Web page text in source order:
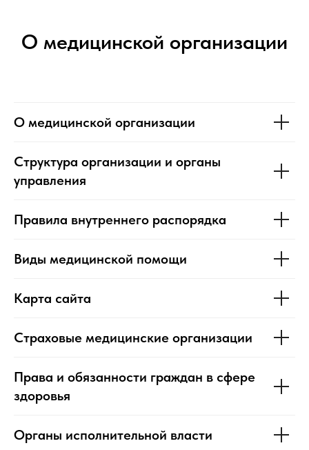
О медицинской организации
О медицинской организации
Структура организации и органы
управления
Правила внутреннего распорядка
Виды медицинской помощи
Карта сайта
Страховые медицинские организации
Права и обязанности граждан в сфере
здоровья
Органы исполнительной власти